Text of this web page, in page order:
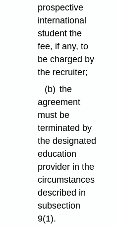
prospective
international
student the
fee, if any, to
be charged by
the recruiter;
(b) the
agreement
must be
terminated by
the designated
education
provider in the
circumstances
described in
subsection
9(1).